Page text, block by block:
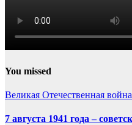
You missed
Великая Отечественная война
7 августа 1941 года –